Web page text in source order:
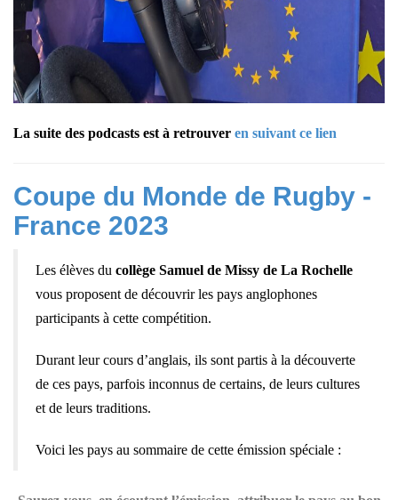
La suite des podcasts est à retrouver en suivant ce lien
Coupe du Monde de Rugby -
France 2023
Les élèves du collège Samuel de Missy de La Rochelle
vous proposent de découvrir les pays anglophones
participants à cette compétition.
Durant leur cours d’anglais, ils sont partis à la découverte
de ces pays, parfois inconnus de certains, de leurs cultures
et de leurs traditions.
Voici les pays au sommaire de cette émission spéciale :